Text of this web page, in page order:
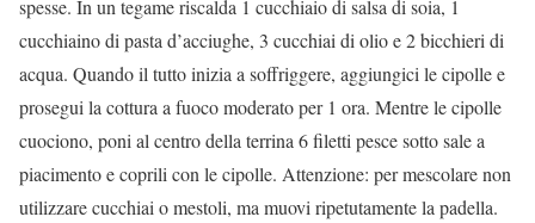
spesse. In un tegame riscalda 1 cucchiaio di salsa di soia, 1
cucchiaino di pasta d’acciughe, 3 cucchiai di olio e 2 bicchieri di
acqua. Quando il tutto inizia a soffriggere, aggiungici le cipolle e
prosegui la cottura a fuoco moderato per 1 ora. Mentre le cipolle
cuociono, poni al centro della terrina 6 filetti pesce sotto sale a
piacimento e coprili con le cipolle. Attenzione: per mescolare non
utilizzare cucchiai o mestoli, ma muovi ripetutamente la padella.